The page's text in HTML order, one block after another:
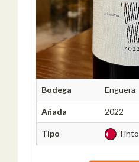
Bodega Enguera
Añada 2022
Tipo Tinto